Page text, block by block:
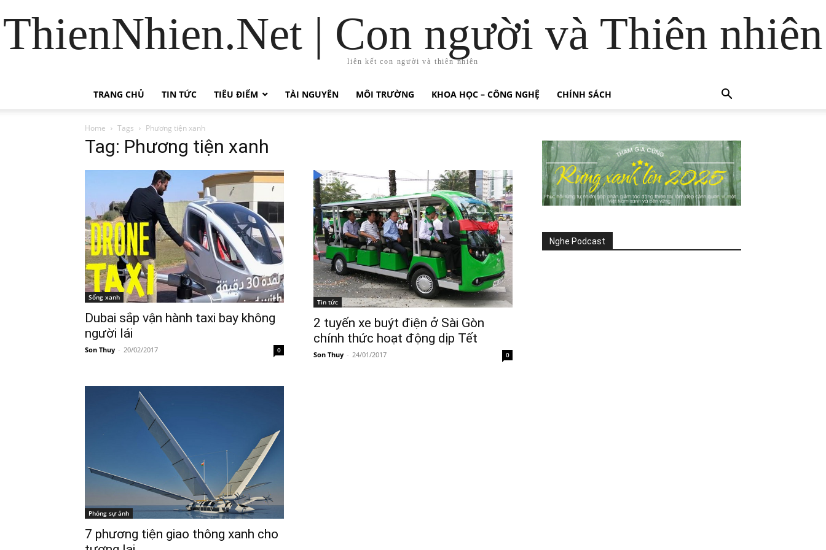
ThienNhien.Net | Con người và Thiên nhiên
liên kết con người và thiên nhiên
TRANG CHỦ TIN TỨC TIÊU ĐIỂM TÀI NGUYÊN MÔI TRƯỜNG KHOA HỌC – CÔNG NGHỆ CHÍNH SÁCH
Home Tags Phương tiện xanh
Tag: Phương tiện xanh
Sống xanh
Dubai sắp vận hành taxi bay không
người lái
Son Thuy - 20/02/2017 0
Tin tức
2 tuyến xe buýt điện ở Sài Gòn
chính thức hoạt động dịp Tết
Son Thuy - 24/01/2017 0
Phóng sự ảnh
7 phương tiện giao thông xanh cho
Nghe Podcast